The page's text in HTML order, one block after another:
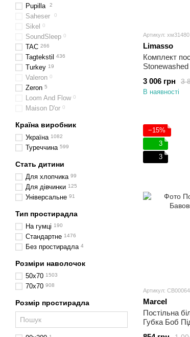
Артикул: хм31480
Limasso
Комплект
3
3 006 грн
В наявності
−15%
3
3
Артикул:
Marcel
Постільна
Губка Боб
Pupilla 2
Saheser 0
Sikel​​​​​​​ 0
SoundSleep 0
TAC 266
Tagtekstil 436
Turkey 19
Valeron 0
Zeron 5
Loom And Flow 0
Maison D'or 0
Країна виробник
Україна 1082
Туреччина 599
Стать дитини
Для хлопчика 99
Для дівчинки 125
Універсальне 91
Тип простирадла
На гумці 190
Стандартне 1476
Без простирадла 4
Розміри наволочок
50х70 1503
70х70 908
Розмір простирадла